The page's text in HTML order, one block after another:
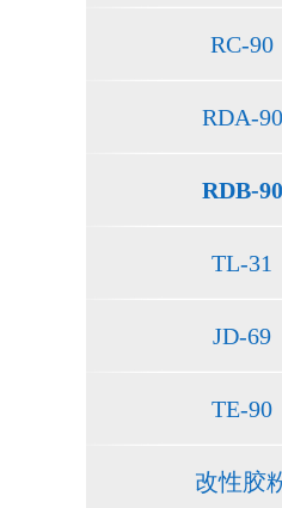
RC-90
RDA-90
RDB-90
TL-31
JD-69
TE-90
改性胶